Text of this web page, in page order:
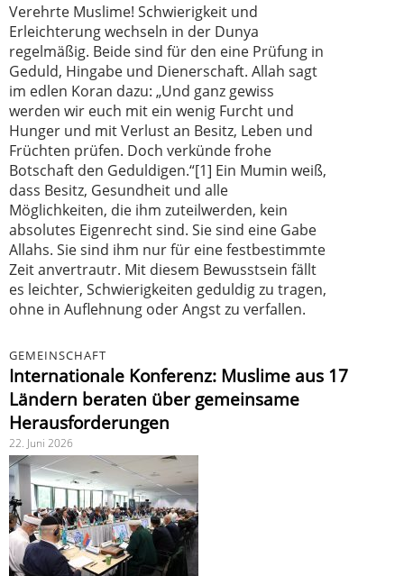
Verehrte Muslime! Schwierigkeit und
Erleichterung wechseln in der Dunya
regelmäßig. Beide sind für den eine Prüfung in
Geduld, Hingabe und Dienerschaft. Allah sagt
im edlen Koran dazu: „Und ganz gewiss
werden wir euch mit ein wenig Furcht und
Hunger und mit Verlust an Besitz, Leben und
Früchten prüfen. Doch verkünde frohe
Botschaft den Geduldigen.“[1] Ein Mumin weiß,
dass Besitz, Gesundheit und alle
Möglichkeiten, die ihm zuteilwerden, kein
absolutes Eigenrecht sind. Sie sind eine Gabe
Allahs. Sie sind ihm nur für eine festbestimmte
Zeit anvertrautr. Mit diesem Bewusstsein fällt
es leichter, Schwierigkeiten geduldig zu tragen,
ohne in Auflehnung oder Angst zu verfallen.
GEMEINSCHAFT
Internationale Konferenz: Muslime aus 17
Ländern beraten über gemeinsame
Herausforderungen
22. Juni 2026